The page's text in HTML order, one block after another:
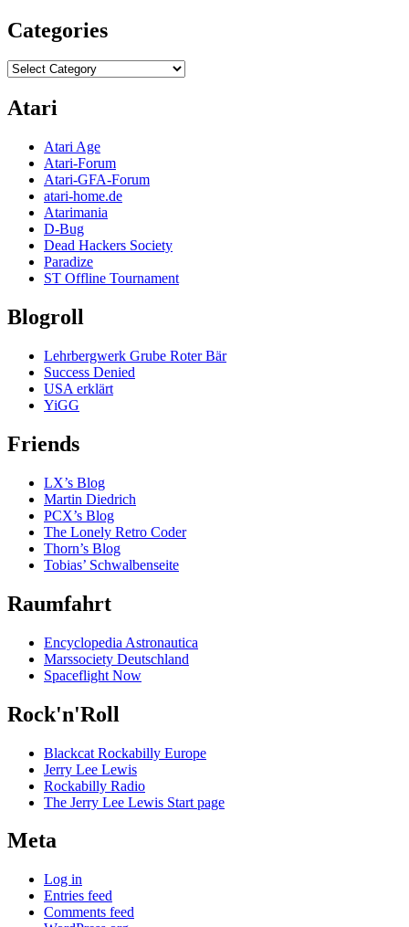
Categories
Categories
Atari
Atari Age
Atari-Forum
Atari-GFA-Forum
atari-home.de
Atarimania
D-Bug
Dead Hackers Society
Paradize
ST Offline Tournament
Blogroll
Lehrbergwerk Grube Roter Bär
Success Denied
USA erklärt
YiGG
Friends
LX’s Blog
Martin Diedrich
PCX’s Blog
The Lonely Retro Coder
Thorn’s Blog
Tobias’ Schwalbenseite
Raumfahrt
Encyclopedia Astronautica
Marssociety Deutschland
Spaceflight Now
Rock'n'Roll
Blackcat Rockabilly Europe
Jerry Lee Lewis
Rockabilly Radio
The Jerry Lee Lewis Start page
Meta
Log in
Entries feed
Comments feed